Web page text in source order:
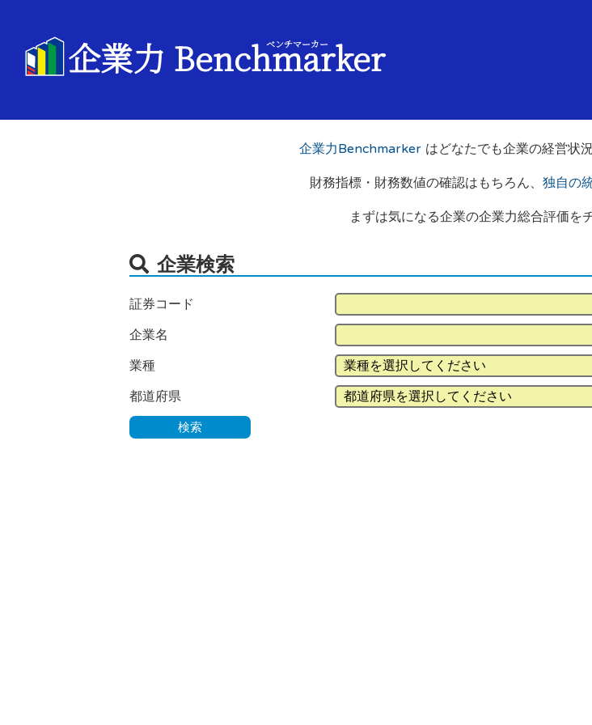
ベンチマーカー
企業力 Benchmarker
企業力Benchmarker はどなたでも企業の経営状
財務指標・財務数値の確認はもちろん、 独自の
まずは気になる企業の企業力総合評価を
企業検索
証券コード
企業名
業種
都道府県